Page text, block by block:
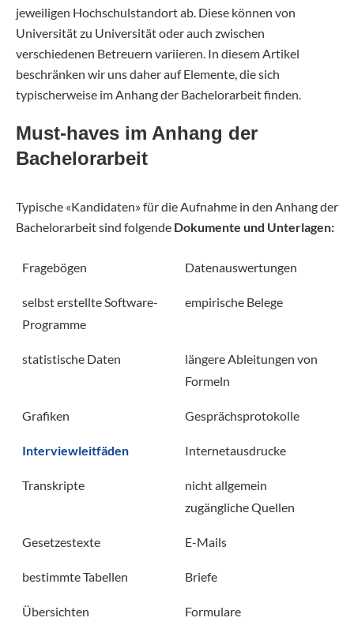
jeweiligen Hochschulstandort ab. Diese können von
Universität zu Universität oder auch zwischen
verschiedenen Betreuern variieren. In diesem Artikel
beschränken wir uns daher auf Elemente, die sich
typischerweise im Anhang der Bachelorarbeit finden.
Must-haves im Anhang der
Bachelorarbeit
Typische «Kandidaten» für die Aufnahme in den Anhang der
Bachelorarbeit sind folgende Dokumente und Unterlagen:
Fragebögen Datenauswertungen
selbst erstellte Software-
Programme
empirische Belege
statistische Daten
längere Ableitungen von
Formeln
Grafiken Gesprächsprotokolle
Interviewleitfäden Internetausdrucke
Transkripte
nicht allgemein
zugängliche Quellen
Gesetzestexte E-Mails
bestimmte Tabellen Briefe
Übersichten Formulare